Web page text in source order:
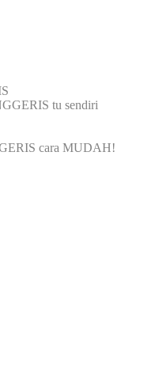
tu sendiri
cara MUDAH!